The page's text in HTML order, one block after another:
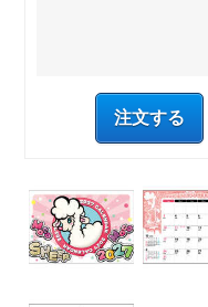
注文する